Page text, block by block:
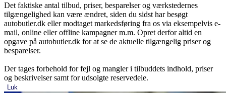
Det faktiske antal tilbud, priser, besparelser og værkstedernes
tilgængelighed kan være ændret, siden du sidst har besøgt
autobutler.dk eller modtaget markedsføring fra os via eksempelvis e-
mail, online eller offline kampagner m.m. Opret derfor altid en
opgave på autobutler.dk for at se de aktuelle tilgængelig priser og
besparelser.
Der tages forbehold for fejl og mangler i tilbuddets indhold, priser
og beskrivelser samt for udsolgte reservedele.
Luk